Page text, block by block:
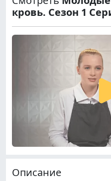
кровь. Сезон 1
Описание